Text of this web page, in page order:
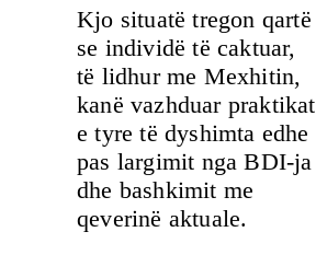
Kjo situatë tregon qartë
se individë të caktuar,
të lidhur me Mexhitin,
kanë vazhduar praktikat
e tyre të dyshimta edhe
pas largimit nga BDI-ja
dhe bashkimit me
qeverinë aktuale.